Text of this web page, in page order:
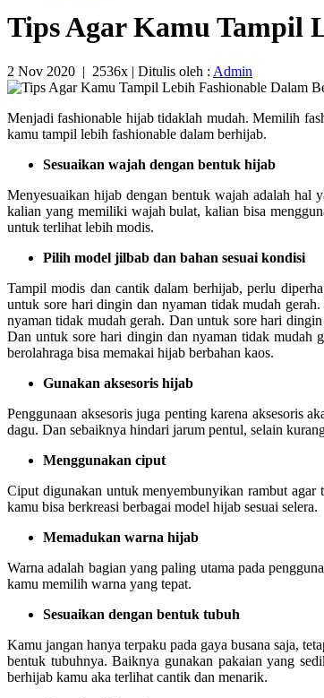
Tips Agar Kamu Tampil
2 Nov 2020 | 2536x | Ditulis oleh : Admin
Menjadi fashionable hijab tidaklah mudah. Memilih
kamu tampil lebih fashionable dalam berhijab.
Sesuaikan wajah dengan bentuk hijab
Menyesuaikan hijab dengan bentuk wajah adalah
kalian yang memiliki wajah bulat, kalian bisa
untuk terlihat lebih modis.
Pilih model jilbab dan bahan sesuai kondisi
Tampil modis dan cantik dalam berhijab, perlu
untuk sore hari dingin dan nyaman tidak mudah
nyaman tidak mudah gerah. Dan untuk sore hari
Dan untuk sore hari dingin dan nyaman tidak mudah
berolahraga bisa memakai hijab berbahan kaos.
Gunakan aksesoris hijab
Penggunaan aksesoris juga penting karena aksesoris
dagu. Dan sebaiknya hindari jarum pentul, selain
Menggunakan ciput
Ciput digunakan untuk menyembunyikan rambut
kamu bisa berkreasi berbagai model hijab sesuai selera.
Memadukan warna hijab
Warna adalah bagian yang paling utama pada
kamu memilih warna yang tepat.
Sesuaikan dengan bentuk tubuh
Kamu jangan hanya terpaku pada gaya busana saja,
bentuk tubuhnya. Baiknya gunakan pakaian yang
berhijab kamu aka terlihat cantik dan menarik.